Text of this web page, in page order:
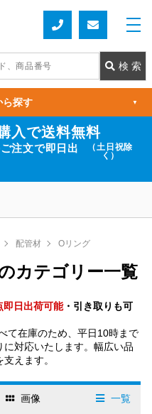
入で送料無料
注文で即日出
（土日祝除
く）
ら探す ▼
配管材 Oリング
カテゴリー一覧
即日出荷可能・引き取りも可
て在庫のため、平日10時まで
対応いたします。幅広い品
えます。
画像 一覧